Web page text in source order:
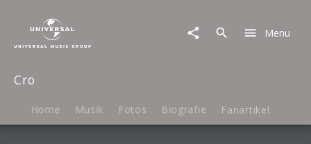
Menu
Cro
Home Musik Fotos Biografie Fanartikel